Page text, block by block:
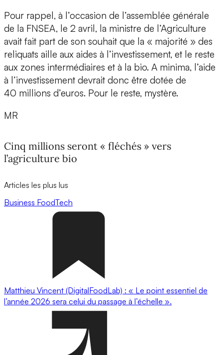
Pour rappel, à l’occasion de l’assemblée générale
de la FNSEA, le 2 avril, la ministre de l’Agriculture
avait fait part de son souhait que la « majorité » des
reliquats aille aux aides à l’investissement, et le reste
aux zones intermédiaires et à la bio. A minima, l’aide
à l’investissement devrait donc être dotée de
40 millions d’euros. Pour le reste, mystère.
MR
Cinq millions seront « fléchés » vers
l’agriculture bio
Articles les plus lus
Business FoodTech
Matthieu Vincent (DigitalFoodLab) : « Le point essentiel de
l’année 2026 sera celui du passage à l’échelle ».